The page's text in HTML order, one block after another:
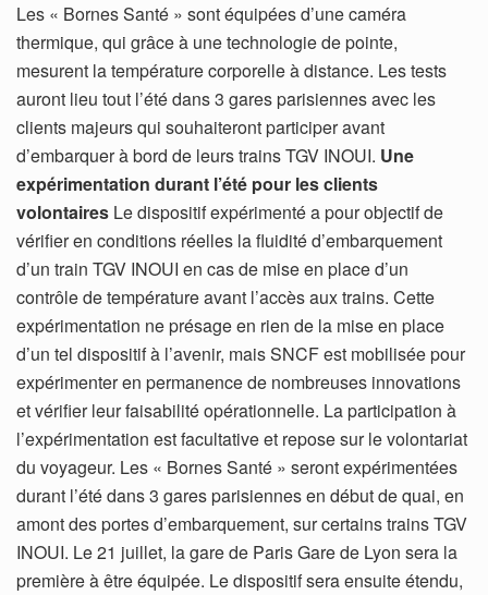
Les « Bornes Santé » sont équipées d’une caméra
thermique, qui grâce à une technologie de pointe,
mesurent la température corporelle à distance. Les tests
auront lieu tout l’été dans 3 gares parisiennes avec les
clients majeurs qui souhaiteront participer avant
d’embarquer à bord de leurs trains TGV INOUI. Une
expérimentation durant l’été pour les clients
volontaires Le dispositif expérimenté a pour objectif de
vérifier en conditions réelles la fluidité d’embarquement
d’un train TGV INOUI en cas de mise en place d’un
contrôle de température avant l’accès aux trains. Cette
expérimentation ne présage en rien de la mise en place
d’un tel dispositif à l’avenir, mais SNCF est mobilisée pour
expérimenter en permanence de nombreuses innovations
et vérifier leur faisabilité opérationnelle. La participation à
l’expérimentation est facultative et repose sur le volontariat
du voyageur. Les « Bornes Santé » seront expérimentées
durant l’été dans 3 gares parisiennes en début de quai, en
amont des portes d’embarquement, sur certains trains TGV
INOUI. Le 21 juillet, la gare de Paris Gare de Lyon sera la
première à être équipée. Le dispositif sera ensuite étendu,